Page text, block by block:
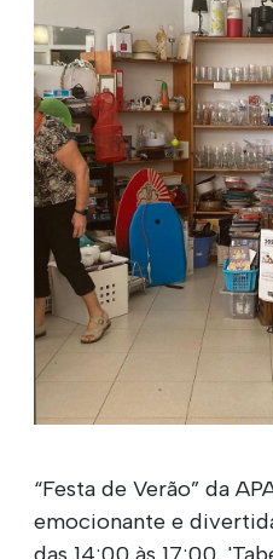
“Festa de Verão” da
emocionante e